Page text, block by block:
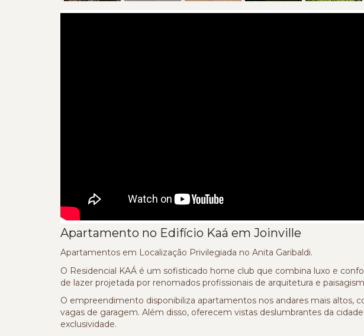
Apartamento no Edifício Kaá em Joinville
Apartamentos em Localização Privilegiada no Anita Garibaldi.
O Residencial KAÁ é um sofisticado home club que combina luxo e
de lazer projetada por renomados profissionais de arquitetura e
O empreendimento disponibiliza apartamentos nos andares mais altos,
vagas de garagem. Além disso, oferecem vistas deslumbrantes da
exclusividade.